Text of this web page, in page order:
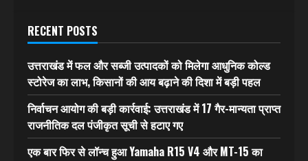
RECENT POSTS
उत्तराखंड में फल और सब्जी उत्पादकों को मिलेगा आधुनिक कोल्ड
स्टोरेज का लाभ, किसानों की आय बढ़ाने की दिशा में बड़ी पहल
निर्वाचन आयोग की बड़ी कार्रवाई: उत्तराखंड में 17 गैर-मान्यता प्राप्त
राजनीतिक दल पंजीकृत सूची से हटाए गए
एक बार फिर से लॉन्च हुआ Yamaha R15 V4 और MT-15 का